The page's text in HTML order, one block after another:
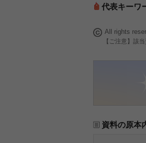
代表キーワ
All rights
【ご注意】該
資料の原本